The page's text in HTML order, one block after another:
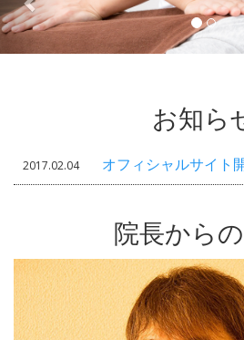
お知ら
2017.02.04 オフィシャルサイト
院長から